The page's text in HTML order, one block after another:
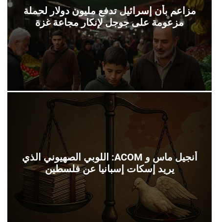
مزاعم بأن إسرائيل تدفع مليون دولار لحملة
مزعومة على جوجل لإنكار مجاعة غزة
أنجيل ماس و ACOM: اللوبي الصهيوني الذي
يريد إسكات إسبانيا عن فلسطين